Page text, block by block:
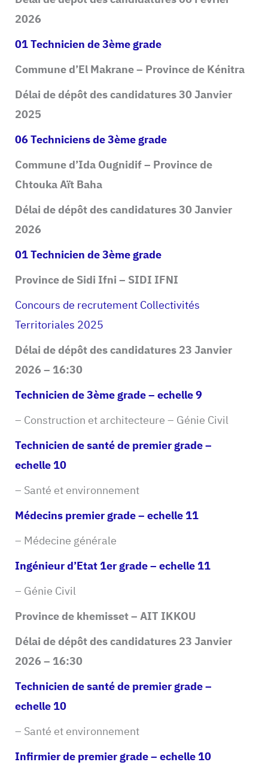
2026
01 Technicien de 3ème grade
Commune d’El Makrane – Province de Kénitra
Délai de dépôt des candidatures 30 Janvier
2025
06 Techniciens de 3ème grade
Commune d’Ida Ougnidif – Province de
Chtouka Aït Baha
Délai de dépôt des candidatures 30 Janvier
2026
01 Technicien de 3ème grade
Province de Sidi Ifni – SIDI IFNI
Concours de recrutement Collectivités
Territoriales 2025
Délai de dépôt des candidatures 23 Janvier
2026 – 16:30
Technicien de 3ème grade – echelle 9
– Construction et architecteure – Génie Civil
Technicien de santé de premier grade –
echelle 10
– Santé et environnement
Médecins premier grade – echelle 11
– Médecine générale
Ingénieur d’Etat 1er grade – echelle 11
– Génie Civil
Province de khemisset – AIT IKKOU
Délai de dépôt des candidatures 23 Janvier
2026 – 16:30
Technicien de santé de premier grade –
echelle 10
– Santé et environnement
Infirmier de premier grade – echelle 10